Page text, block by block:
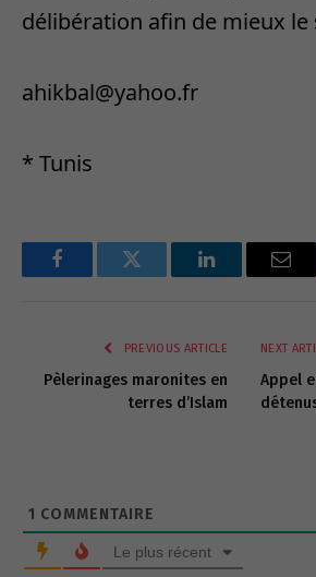
délibération afin de mieux le
ahikbal@yahoo.fr
* Tunis
FacebookTwitter LinkedIn
PREVIOUS ARTICLE
Pèlerinages maronites en
terres d’Islam
NEXT
Appel
1 COMMENTAIRE
Le plus récent